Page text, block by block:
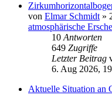
von Elmar Schmidt »
atmosphärische
10 Antworten
649 Zugriffe
Letzter Beitrag
6. Aug 2026,
Aktuelle Situation an